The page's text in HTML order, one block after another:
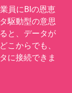
員にBIの恩恵
駆動型の意思
と、データが
こからでも、
に接続できま